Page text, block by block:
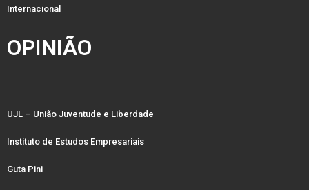
Internacional
OPINIÃO
UJL – União Juventude e Liberdade
Instituto de Estudos Empresariais
Guta Pini